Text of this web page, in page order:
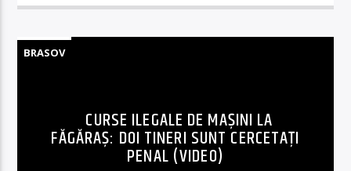
BRASOV
CURSE ILEGALE DE MAȘINI LA
FĂGĂRAȘ: DOI TINERI SUNT CERCETAȚI
PENAL (VIDEO)